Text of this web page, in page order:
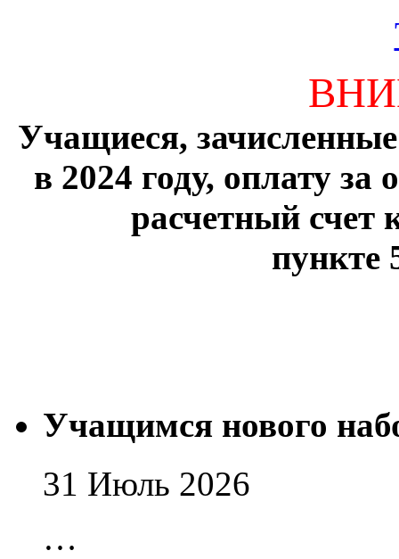
Учащиеся,
в 2024 году, оплату
расчетный счет
пункте
Учащимся нового
31 Июль 2026
…